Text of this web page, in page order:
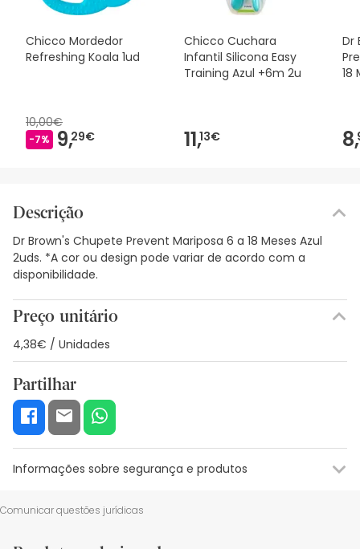
Chicco Mordedor
Refreshing Koala 1ud
10,00€
-7% 9,29€
Chicco Cuchara
Infantil Silicona Easy
Training Azul +6m 2u
11,13€
Dr
18
8,
Descrição
Dr Brown's Chupete Prevent Mariposa 6 a 18 Meses Azul
2uds. *A cor ou design pode variar de acordo com a
disponibilidade.
Preço unitário
4,38€ / Unidades
Partilhar
Informações sobre segurança e produtos
Recursos de segurança visual
Comunicar questões jurídicas